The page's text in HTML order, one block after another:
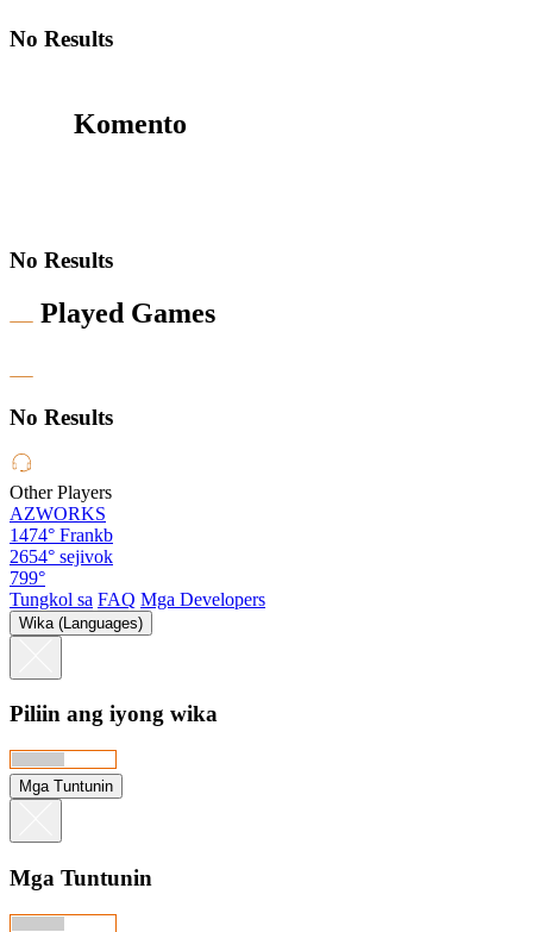
No Results
Komento
No Results
Played Games
No Results
Other Players
AZWORKS
1474° Frankb
2654° sejivok
799°
Tungkol sa FAQ Mga Developers
Wika (Languages)
Piliin ang iyong wika
Mga Tuntunin
Mga Tuntunin